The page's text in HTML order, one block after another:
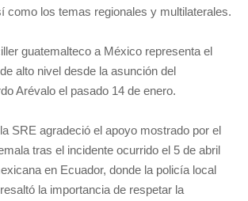
como los temas regionales y multilaterales.
guatemalteco a México representa el
alto nivel desde la asunción del
Arévalo el pasado 14 de enero.
SRE agradeció el apoyo mostrado por el
tras el incidente ocurrido el 5 de abril
en Ecuador, donde la policía local
la importancia de respetar la